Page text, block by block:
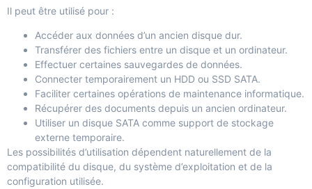
Il peut être utilisé pour :
Accéder aux données d’un ancien disque dur.
Transférer des fichiers entre un disque et un ordinateur.
Effectuer certaines sauvegardes de données.
Connecter temporairement un HDD ou SSD SATA.
Faciliter certaines opérations de maintenance informatique.
Récupérer des documents depuis un ancien ordinateur.
Utiliser un disque SATA comme support de stockage
externe temporaire.
Les possibilités d’utilisation dépendent naturellement de la
compatibilité du disque, du système d’exploitation et de la
configuration utilisée.